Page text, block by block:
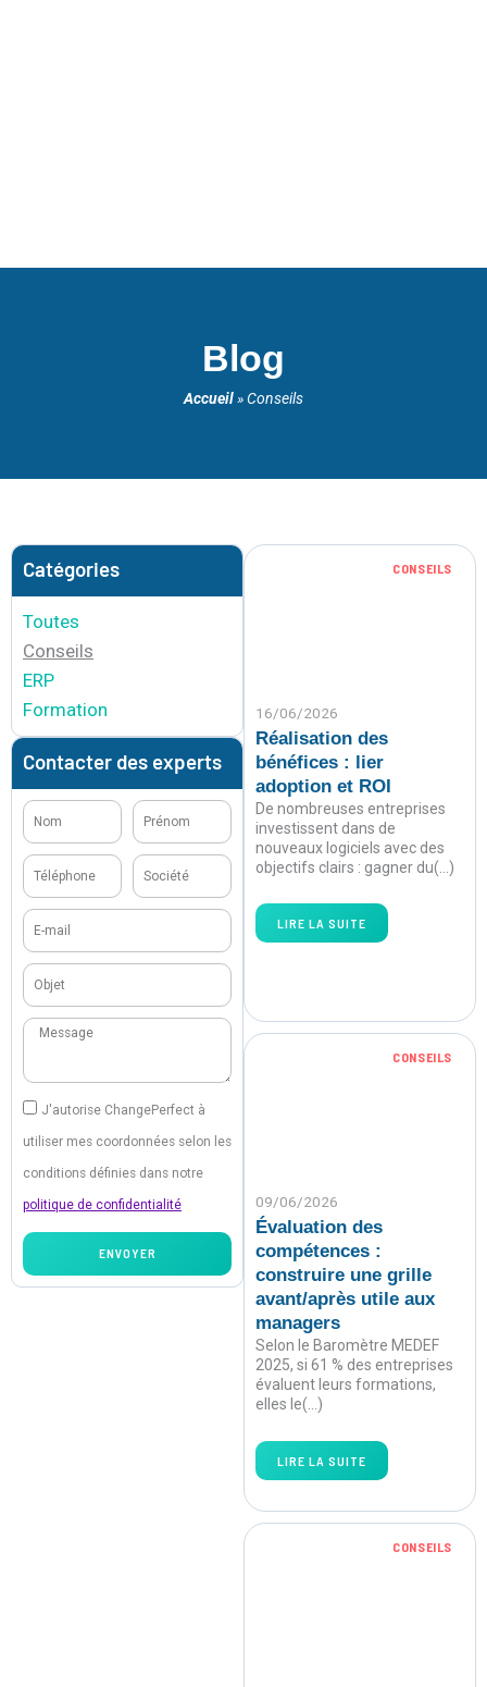
Blog
Accueil»Conseils
Catégories
Toutes
Conseils
ERP
Formation
Contacter des experts
Nom Prénom
Téléphone Société
E-
mail
Objet
Message
J'autorise ChangePerfect à
utiliser mes coordonnées selon les
conditions définies dans notre
politique de confidentialité
ENVOYER
CONSEILS
16/06/2026
Réalisation des
bénéfices : lier
adoption et ROI
De nombreuses entreprises
investissent dans de
nouveaux logiciels avec des
objectifs clairs : gagner du(…)
LIRE LA SUITE
CONSEILS
09/06/2026
Évaluation des
compétences :
construire une grille
avant/après utile aux
managers
Selon le Baromètre MEDEF
2025, si 61 % des entreprises
évaluent leurs formations,
elles le(…)
LIRE LA SUITE
CONSEILS
Page